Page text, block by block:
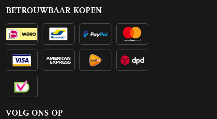
BETROUWBAAR KOPEN
VOLG ONS OP